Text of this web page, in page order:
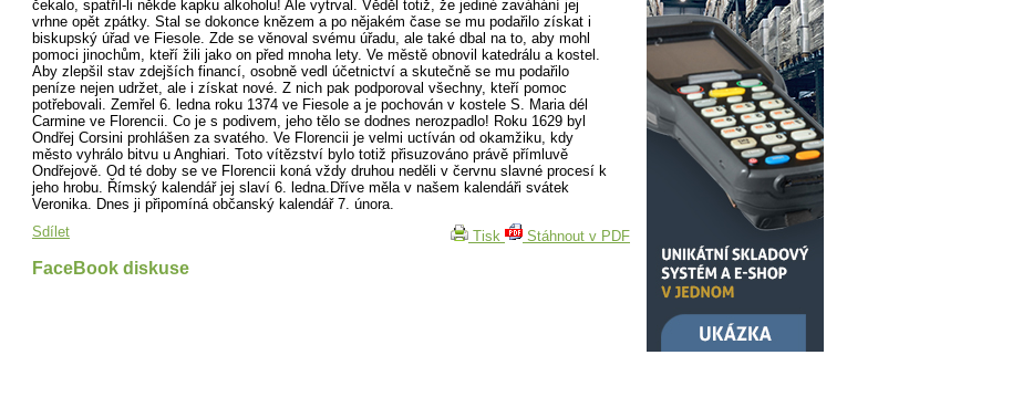
čekalo, spatřil-li někde kapku alkoholu! Ale vytrval. Věděl totiž, že jediné zaváhání jej
vrhne opět zpátky. Stal se dokonce knězem a po nějakém čase se mu podařilo získat i
biskupský úřad ve Fiesole. Zde se věnoval svému úřadu, ale také dbal na to, aby mohl
pomoci jinochům, kteří žili jako on před mnoha lety. Ve městě obnovil katedrálu a kostel.
Aby zlepšil stav zdejších financí, osobně vedl účetnictví a skutečně se mu podařilo
peníze nejen udržet, ale i získat nové. Z nich pak podporoval všechny, kteří pomoc
potřebovali. Zemřel 6. ledna roku 1374 ve Fiesole a je pochován v kostele S. Maria dél
Carmine ve Florencii. Co je s podivem, jeho tělo se dodnes nerozpadlo! Roku 1629 byl
Ondřej Corsini prohlášen za svatého. Ve Florencii je velmi uctíván od okamžiku, kdy
město vyhrálo bitvu u Anghiari. Toto vítězství bylo totiž přisuzováno právě přímluvě
Ondřejově. Od té doby se ve Florencii koná vždy druhou neděli v červnu slavné procesí k
jeho hrobu. Římský kalendář jej slaví 6. ledna.Dříve měla v našem kalendáři svátek
Veronika. Dnes ji připomíná občanský kalendář 7. února.
Sdílet
Tisk Stáhnout v PDF
FaceBook diskuse